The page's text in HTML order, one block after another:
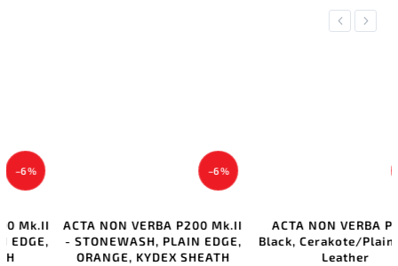
Previous
ACTA NON VERBA P200 Mk.II
- STONEWASH, PLAIN EDGE,
ORANGE, KYDEX SHEATH
ACTA NON VERBA P200,
Black, Cerakote/Plain Edge,
Next